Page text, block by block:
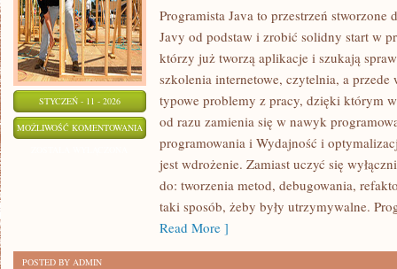
STYCZEŃ - 11 - 2026
MOŻLIWOŚĆ KOMENTOWANIA INTERNET
RZECZY
(IOT)
Programista Java to przestrzeń stworzone
Javy od podstaw i zrobić solidny start w
którzy już tworzą aplikacje i szukają
szkolenia internetowe, czytelnia, a przede
typowe problemy z pracy, dzięki którym
od razu zamienia się w nawyk
programowania i Wydajność i
jest wdrożenie. Zamiast uczyć się
do: tworzenia metod, debugowania,
taki sposób, żeby były utrzymywalne.
Read More ]
POSTED BY ADMIN